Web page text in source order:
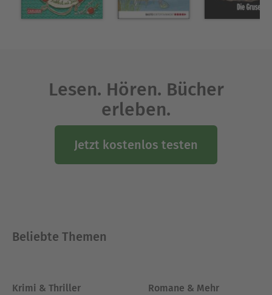
Lesen. Hören. Bücher
erleben.
Jetzt kostenlos testen
Beliebte Themen
Krimi & Thriller Romane & Mehr